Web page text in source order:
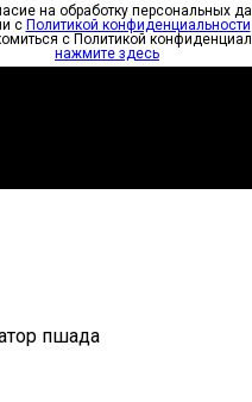
на обработку персональных
с Политикой конфиденциальности
с Политикой
нажмите здесь
пшада